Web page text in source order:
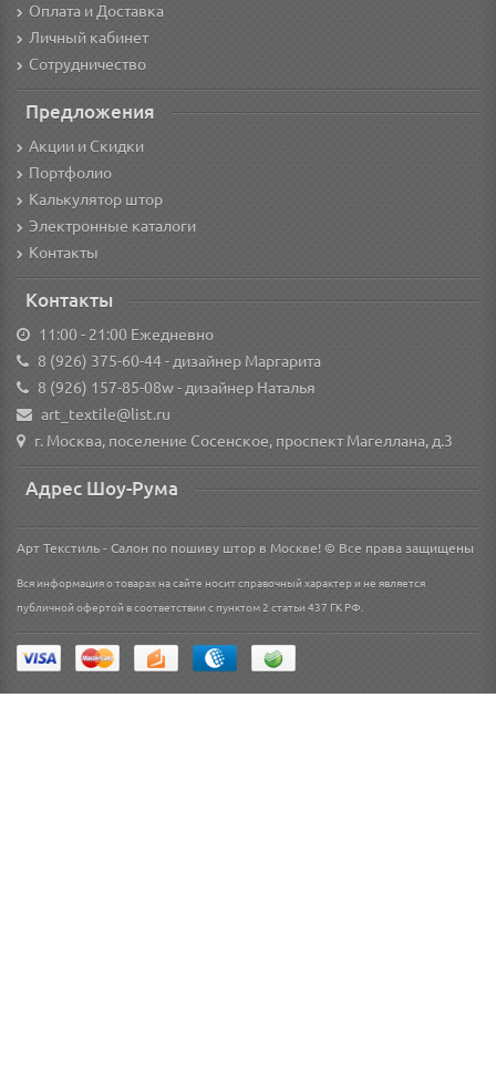
Оплата и Доставка
Личный кабинет
Сотрудничество
Предложения
Акции и Скидки
Портфолио
Калькулятор штор
Электронные каталоги
Контакты
Контакты
11:00 - 21:00 Ежедневно
8 (926) 375-60-44- дизайнер Маргарита
8 (926) 157-85-08w- дизайнер Наталья
art_textile@list.ru
г. Москва, поселение Сосенское, проспект Магеллана, д.3
Адрес Шоу-Рума
Арт Текстиль - Салон по пошиву штор в Москве! © Все права защищены
Вся информация о товарах на сайте носит справочный характер и не является
публичной офертой в соответствии с пунктом 2 статьи 437 ГК РФ.